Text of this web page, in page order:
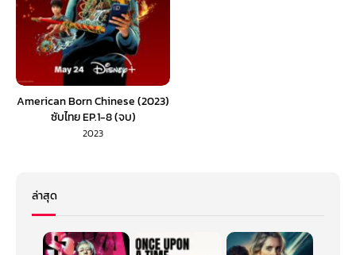
American Born Chinese (2023)
ซับไทย EP.1-8 (จบ)
2023
ล่าสุด